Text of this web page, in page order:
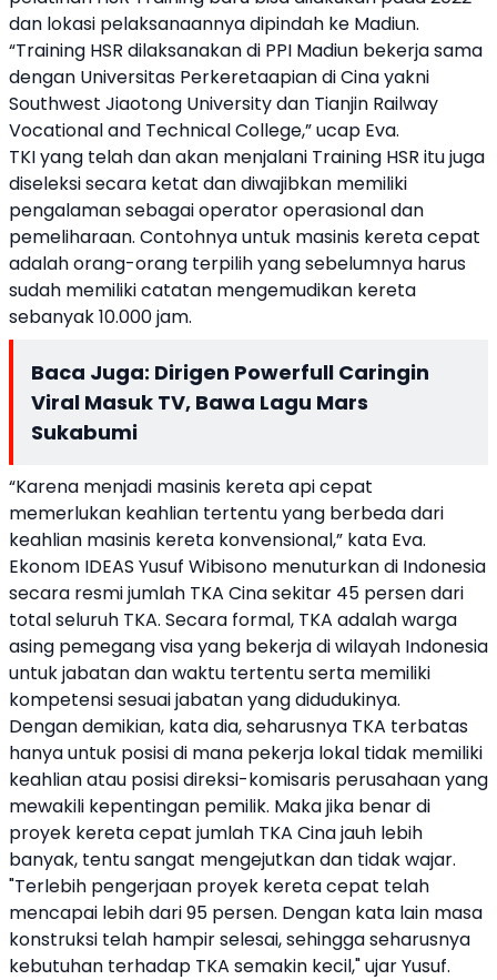
dan lokasi pelaksanaannya dipindah ke Madiun.
“Training HSR dilaksanakan di PPI Madiun bekerja sama
dengan Universitas Perkeretaapian di Cina yakni
Southwest Jiaotong University dan Tianjin Railway
Vocational and Technical College,” ucap Eva.
TKI yang telah dan akan menjalani Training HSR itu juga
diseleksi secara ketat dan diwajibkan memiliki
pengalaman sebagai operator operasional dan
pemeliharaan. Contohnya untuk masinis kereta cepat
adalah orang-orang terpilih yang sebelumnya harus
sudah memiliki catatan mengemudikan kereta
sebanyak 10.000 jam.
Baca Juga: Dirigen Powerfull Caringin
Viral Masuk TV, Bawa Lagu Mars
Sukabumi
“Karena menjadi masinis kereta api cepat
memerlukan keahlian tertentu yang berbeda dari
keahlian masinis kereta konvensional,” kata Eva.
Ekonom IDEAS Yusuf Wibisono menuturkan di Indonesia
secara resmi jumlah TKA Cina sekitar 45 persen dari
total seluruh TKA. Secara formal, TKA adalah warga
asing pemegang visa yang bekerja di wilayah Indonesia
untuk jabatan dan waktu tertentu serta memiliki
kompetensi sesuai jabatan yang didudukinya.
Dengan demikian, kata dia, seharusnya TKA terbatas
hanya untuk posisi di mana pekerja lokal tidak memiliki
keahlian atau posisi direksi-komisaris perusahaan yang
mewakili kepentingan pemilik. Maka jika benar di
proyek kereta cepat jumlah TKA Cina jauh lebih
banyak, tentu sangat mengejutkan dan tidak wajar.
"Terlebih pengerjaan proyek kereta cepat telah
mencapai lebih dari 95 persen. Dengan kata lain masa
konstruksi telah hampir selesai, sehingga seharusnya
kebutuhan terhadap TKA semakin kecil," ujar Yusuf.